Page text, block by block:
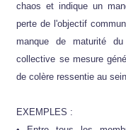
chaos et indique un
perte de l'objectif
manque de maturité du
collective se mesure
de colère ressentie au
EXEMPLES :